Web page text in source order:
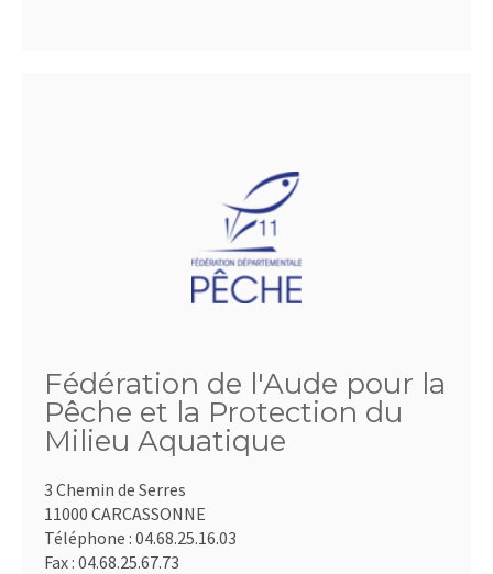
Fédération de l'Aude pour la
Pêche et la Protection du
Milieu Aquatique
3 Chemin de Serres
11000 CARCASSONNE
Téléphone : 04.68.25.16.03
Fax : 04.68.25.67.73